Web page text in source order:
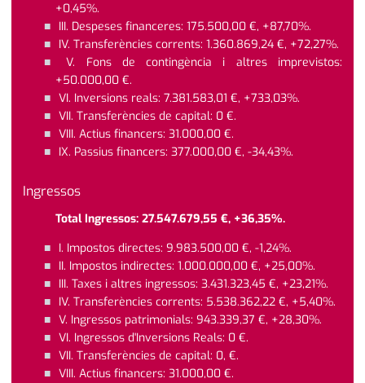
+0,45%.
III. Despeses financeres: 175.500,00 €, +87,70%.
IV. Transferències corrents: 1.360.869,24 €, +72,27%.
V. Fons de contingència i altres imprevistos:
+50.000,00 €.
VI. Inversions reals: 7.381.583,01 €, +733,03%.
VII. Transferències de capital: 0 €.
VIII. Actius financers: 31.000,00 €.
IX. Passius financers: 377.000,00 €, -34,43%.
Ingressos
Total Ingressos: 27.547.679,55 €, +36,35%.
I. Impostos directes: 9.983.500,00 €, -1,24%.
II. Impostos indirectes: 1.000.000,00 €, +25,00%.
III. Taxes i altres ingressos: 3.431.323,45 €, +23,21%.
IV. Transferències corrents: 5.538.362,22 €, +5,40%.
V. Ingressos patrimonials: 943.339,37 €, +28,30%.
VI. Ingressos d'Inversions Reals: 0 €.
VII. Transferències de capital: 0, €.
VIII. Actius financers: 31.000,00 €.